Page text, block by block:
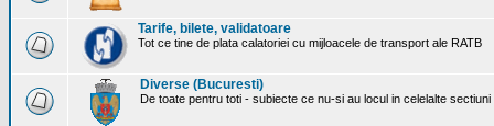
Tarife, bilete, validatoare
Tot ce tine de plata calatoriei cu mijloacele de transport ale RATB
Diverse (Bucuresti)
De toate pentru toti - subiecte ce nu-si au locul in celelalte